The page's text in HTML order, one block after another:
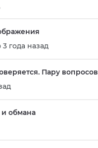
года назад
Пару вопросов
и обмана